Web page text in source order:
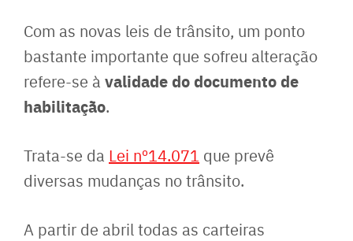
Com as novas leis de trânsito, um ponto
bastante importante que sofreu alteração
refere-se à validade do documento de
habilitação.
Trata-se da Lei nº14.071 que prevê
diversas mudanças no trânsito.
A partir de abril todas as carteiras